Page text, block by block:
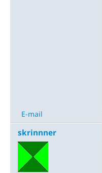
E-mail
skrinnner